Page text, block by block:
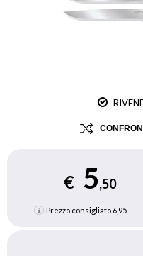
€ 5,50
Prezzo consigliato 6,95